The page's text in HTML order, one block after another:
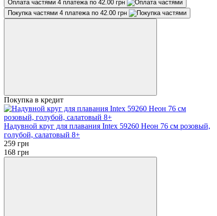
Оплата частями 4 платежа по 42.00 грн
Покупка частями 4 платежа по 42.00 грн
Покупка в кредит
Надувной круг для плавания Intex 59260 Неон 76 см розовый,
голубой, салатовый 8+
259 грн
168 грн